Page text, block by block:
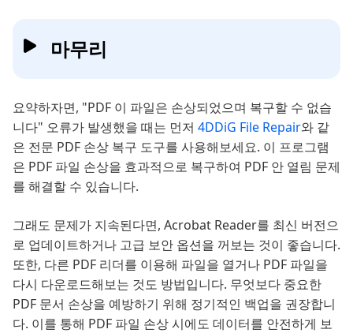
마무리
요약하자면, "PDF 이 파일은 손상되었으며 복구할 수 없습
니다" 오류가 발생했을 때는 먼저 4DDiG File Repair와 같
은 전문 PDF 손상 복구 도구를 사용해보세요. 이 프로그램
은 PDF 파일 손상을 효과적으로 복구하여 PDF 안 열림 문제
를 해결할 수 있습니다.
그래도 문제가 지속된다면, Acrobat Reader를 최신 버전으
로 업데이트하거나 고급 보안 옵션을 꺼보는 것이 좋습니다.
또한, 다른 PDF 리더를 이용해 파일을 열거나 PDF 파일을
다시 다운로드해보는 것도 방법입니다. 무엇보다 중요한
PDF 문서 손상을 예방하기 위해 정기적인 백업을 권장합니
다. 이를 통해 PDF 파일 손상 시에도 데이터를 안전하게 보